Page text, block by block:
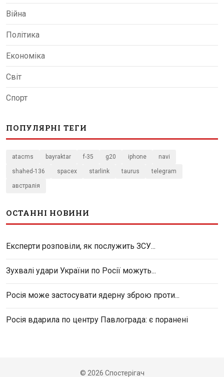
Війна
Політика
Економіка
Світ
Спорт
ПОПУЛЯРНІ ТЕГИ
atacms bayraktar f-35 g20 iphone navi
shahed-136 spacex starlink taurus telegram
австралія
ОСТАННІ НОВИНИ
Експерти розповіли, як послужить ЗСУ...
Зухвалі удари України по Росії можуть...
Росія може застосувати ядерну зброю проти...
Росія вдарила по центру Павлограда: є поранені
© 2026 Спостерігач